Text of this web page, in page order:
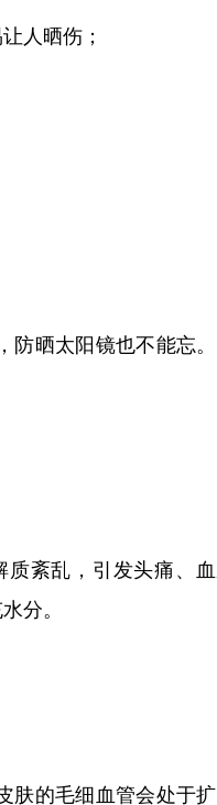
人晒伤；
防晒太阳镜也不能忘
质紊乱，引发头痛、
分。
肤的毛细血管会处于